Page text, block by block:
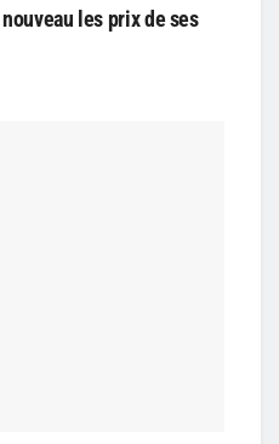
les prix de ses